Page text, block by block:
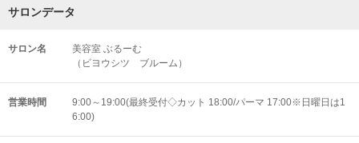
サロンデータ
サロン名
美容室 ぶるーむ
（ビヨウシツ ブルーム）
営業時間
9:00～19:00(最終受付◇カット 18:00/パーマ 17:00※日曜日は1
6:00)